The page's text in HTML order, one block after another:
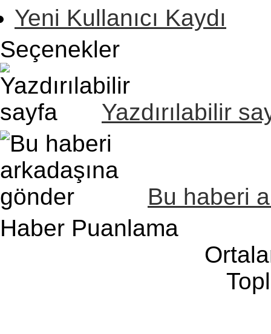
Yeni Kullanıcı Kaydı
Seçenekler
Yazdırılabilir
Bu haberi
Haber Puanlama